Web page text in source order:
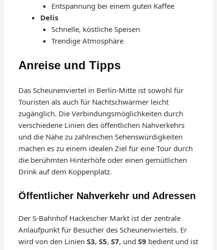
Entspannung bei einem guten Kaffee
Delis
Schnelle, köstliche Speisen
Trendige Atmosphäre
Anreise und Tipps
Das Scheunenviertel in Berlin-Mitte ist sowohl für
Touristen als auch für Nachtschwärmer leicht
zugänglich. Die Verbindungsmöglichkeiten durch
verschiedene Linien des öffentlichen Nahverkehrs
und die Nähe zu zahlreichen Sehenswürdigkeiten
machen es zu einem idealen Ziel für eine Tour durch
die berühmten Hinterhöfe oder einen gemütlichen
Drink auf dem Koppenplatz.
Öffentlicher Nahverkehr und Adressen
Der S-Bahnhof Hackescher Markt ist der zentrale
Anlaufpunkt für Besucher des Scheunenviertels. Er
wird von den LinienS3,S5,S7, undS9 bedient und ist